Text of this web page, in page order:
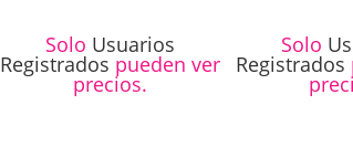
Solo Usuarios
Registrados pueden ver
precios.
Solo
Registrados